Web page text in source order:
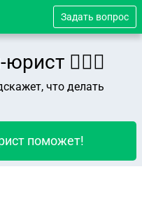
Задать вопрос
👨🏻‍⚖️
что делать
поможет!